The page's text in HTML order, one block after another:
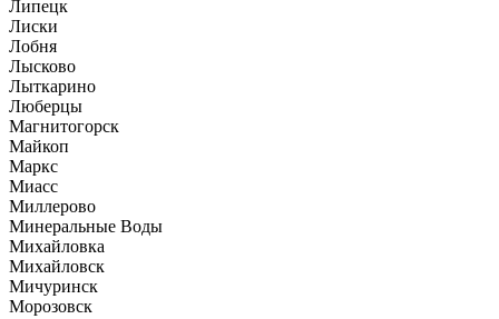
Липецк
Лиски
Лобня
Лысково
Лыткарино
Люберцы
Магнитогорск
Майкоп
Маркс
Миасс
Миллерово
Минеральные Воды
Михайловка
Михайловск
Мичуринск
Морозовск